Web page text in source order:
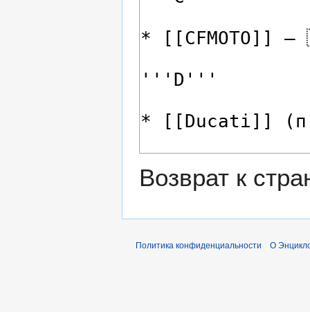
Возврат к
Политика конфиденциальности О